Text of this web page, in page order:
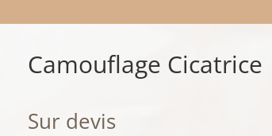
Camouflage Cicatrice
Sur devis